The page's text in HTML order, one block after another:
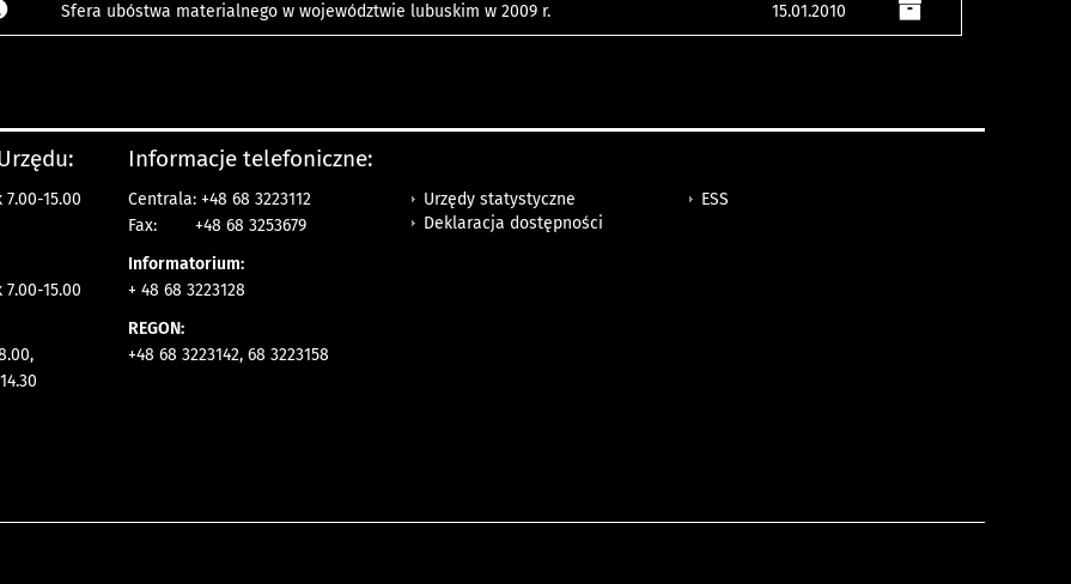
Sfera ubóstwa materialnego w województwie lubuskim w 2009 r. 15.01.2010
15.00
15.00
Informacje telefoniczne:
Centrala: +48 68 3223112
Fax:
+48 68 3253679
Informatorium:
+ 48 68 3223128
REGON:
+48 68 3223142, 68 3223158
Urzędy statystyczne
Deklaracja dostępności
ESS